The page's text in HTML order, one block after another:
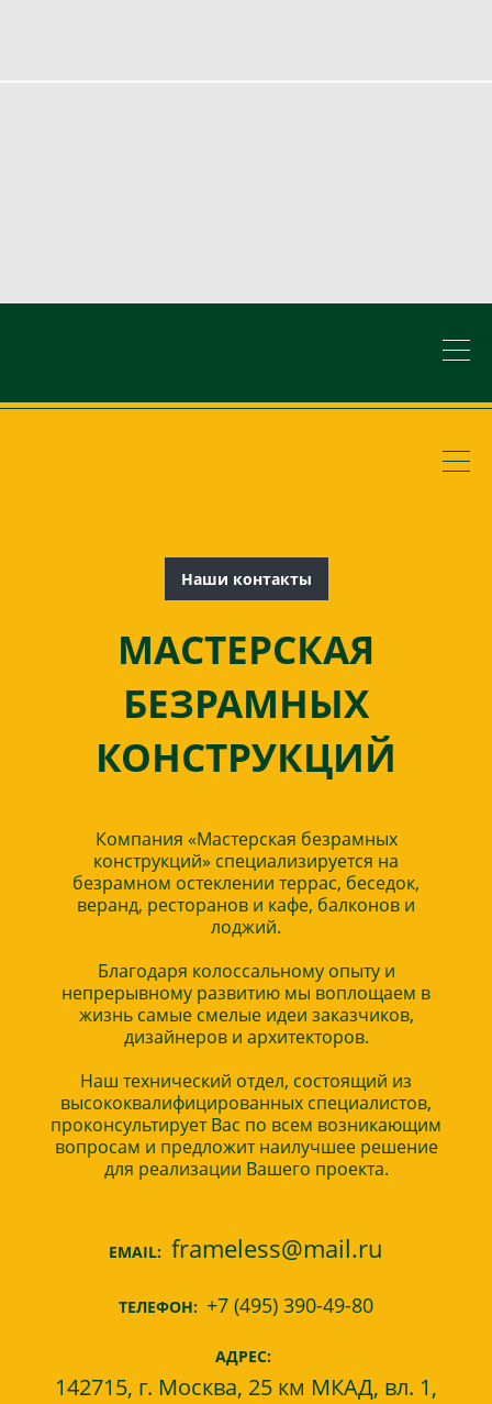
Наши контакты
МАСТЕРСКАЯ
БЕЗРАМНЫХ
КОНСТРУКЦИЙ
Компания «Мастерская безрамных
конструкций» специализируется на
безрамном остеклении террас, беседок,
веранд, ресторанов и кафе, балконов и
лоджий.
Благодаря колоссальному опыту и
непрерывному развитию мы воплощаем в
жизнь самые смелые идеи заказчиков,
дизайнеров и архитекторов.
Наш технический отдел, состоящий из
высококвалифицированных специалистов,
проконсультирует Вас по всем возникающим
вопросам и предложит наилучшее решение
для реализации Вашего проекта.
EMAIL: frameless@mail.ru
ТЕЛЕФОН: +7 (495) 390-49-80
АДРЕС:
142715, г. Москва, 25 км МКАД, вл. 1,